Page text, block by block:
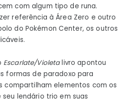
com algum tipo de runa.
referência à Área Zero e outro
do Pokémon Center, os outros
Escarlate/Violetalivro apontou
formas de paradoxo para
compartilham elementos com os
lendário trio em suas